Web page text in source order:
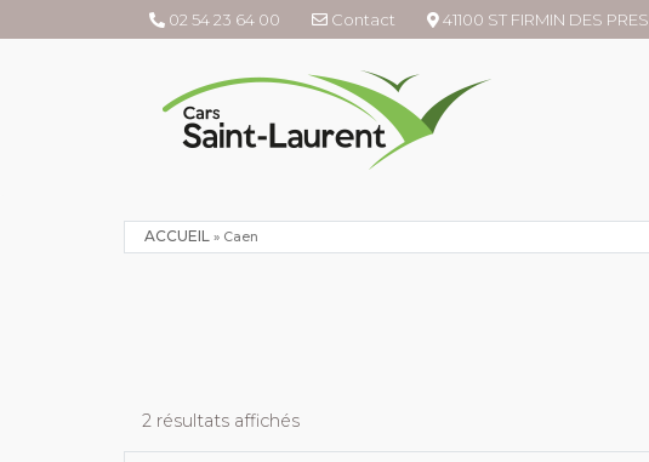
02 54 23 64 00 Contact 41100 ST FIRMIN DES PRES
ACCUEIL » Caen
2 résultats affichés